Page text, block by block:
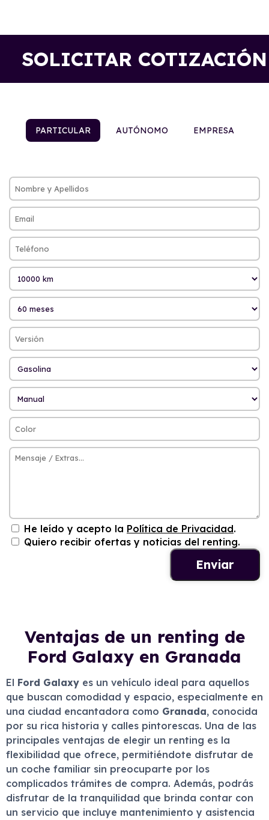
SOLICITAR COTIZACIÓN
PARTICULAR AUTÓNOMO EMPRESA
He leído y acepto la Política de Privacidad.
Quiero recibir ofertas y noticias del renting.
Ventajas de un renting de
Ford Galaxy en Granada
El Ford Galaxy es un vehículo ideal para aquellos
que buscan comodidad y espacio, especialmente en
una ciudad encantadora como Granada, conocida
por su rica historia y calles pintorescas. Una de las
principales ventajas de elegir un renting es la
flexibilidad que ofrece, permitiéndote disfrutar de
un coche familiar sin preocuparte por los
complicados trámites de compra. Además, podrás
disfrutar de la tranquilidad que brinda contar con
un servicio que incluye mantenimiento y asistencia